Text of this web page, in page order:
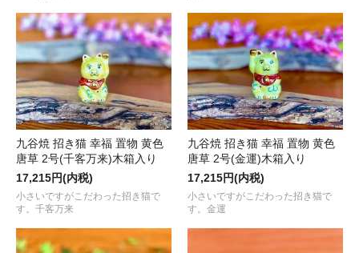
九谷焼 招き猫 幸福 置物 黄色
唐草 2号(千客万来)木箱入り
17,215円(内税)
小さいですがこだわった招き猫で
す。千客万来
九谷焼 招き猫 幸福 置物 黄色
唐草 2号(金運)木箱入り
17,215円(内税)
小さいですがこだわった招き猫で
す。金運